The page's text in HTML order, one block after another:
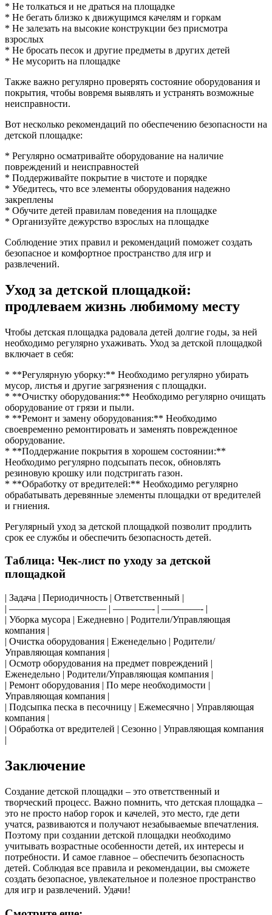
* Не толкаться и не драться на площадке
* Не бегать близко к движущимся качелям и горкам
* Не залезать на высокие конструкции без присмотра
взрослых
* Не бросать песок и другие предметы в других детей
* Не мусорить на площадке
Также важно регулярно проверять состояние оборудования и
покрытия, чтобы вовремя выявлять и устранять возможные
неисправности.
Вот несколько рекомендаций по обеспечению безопасности на
детской площадке:
* Регулярно осматривайте оборудование на наличие
повреждений и неисправностей
* Поддерживайте покрытие в чистоте и порядке
* Убедитесь, что все элементы оборудования надежно
закреплены
* Обучите детей правилам поведения на площадке
* Организуйте дежурство взрослых на площадке
Соблюдение этих правил и рекомендаций поможет создать
безопасное и комфортное пространство для игр и
развлечений.
Уход за детской площадкой:
продлеваем жизнь любимому месту
Чтобы детская площадка радовала детей долгие годы, за ней
необходимо регулярно ухаживать. Уход за детской площадкой
включает в себя:
* **Регулярную уборку:** Необходимо регулярно убирать
мусор, листья и другие загрязнения с площадки.
* **Очистку оборудования:** Необходимо регулярно очищать
оборудование от грязи и пыли.
* **Ремонт и замену оборудования:** Необходимо
своевременно ремонтировать и заменять поврежденное
оборудование.
* **Поддержание покрытия в хорошем состоянии:**
Необходимо регулярно подсыпать песок, обновлять
резиновую крошку или подстригать газон.
* **Обработку от вредителей:** Необходимо регулярно
обрабатывать деревянные элементы площадки от вредителей
и гниения.
Регулярный уход за детской площадкой позволит продлить
срок ее службы и обеспечить безопасность детей.
Таблица: Чек-лист по уходу за детской
площадкой
| Задача | Периодичность | Ответственный |
| —————————— | ————- | ————- |
| Уборка мусора | Ежедневно | Родители/Управляющая
компания |
| Очистка оборудования | Еженедельно | Родители/
Управляющая компания |
| Осмотр оборудования на предмет повреждений |
Еженедельно | Родители/Управляющая компания |
| Ремонт оборудования | По мере необходимости |
Управляющая компания |
| Подсыпка песка в песочницу | Ежемесячно | Управляющая
компания |
| Обработка от вредителей | Сезонно | Управляющая компания
|
Заключение
Создание детской площадки – это ответственный и
творческий процесс. Важно помнить, что детская площадка –
это не просто набор горок и качелей, это место, где дети
учатся, развиваются и получают незабываемые впечатления.
Поэтому при создании детской площадки необходимо
учитывать возрастные особенности детей, их интересы и
потребности. И самое главное – обеспечить безопасность
детей. Соблюдая все правила и рекомендации, вы сможете
создать безопасное, увлекательное и полезное пространство
для игр и развлечений. Удачи!